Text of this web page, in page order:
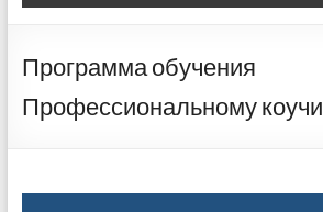
Программа обучения
Профессиональному